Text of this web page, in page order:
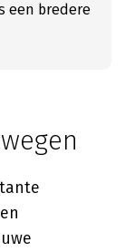
een bredere